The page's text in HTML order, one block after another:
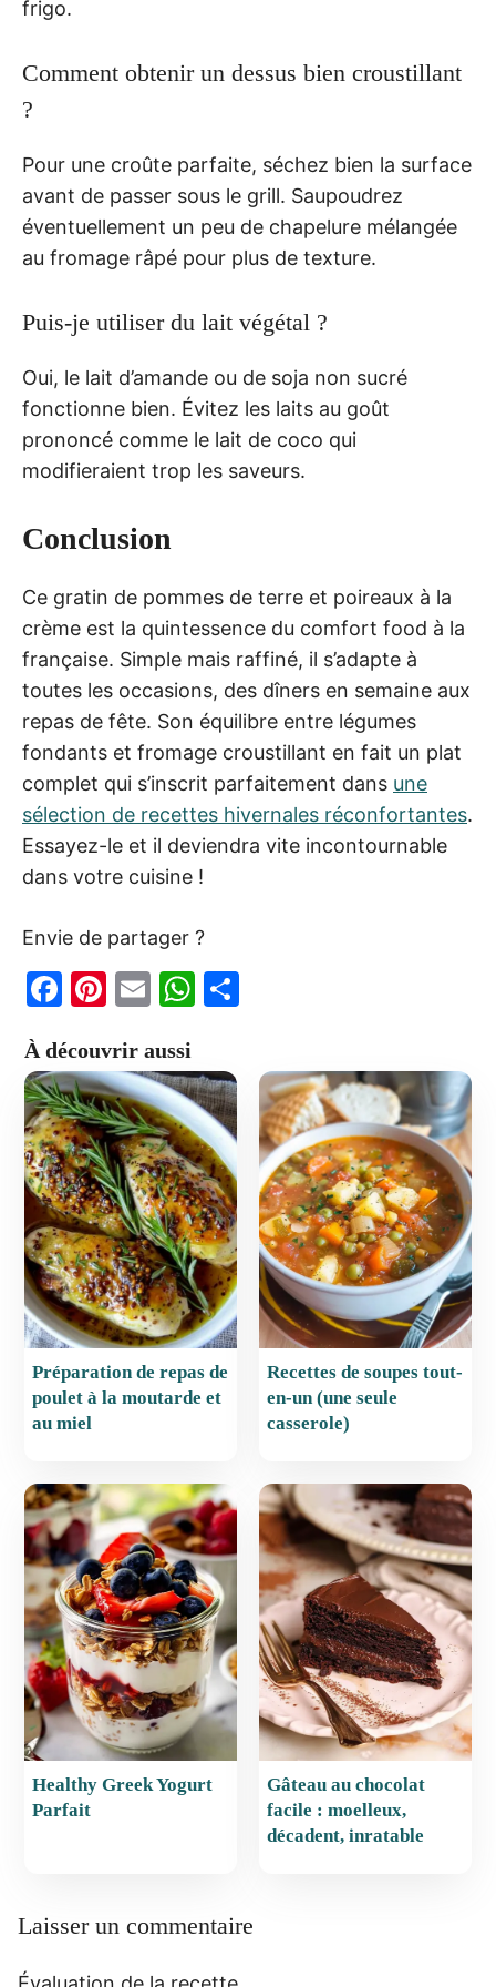
frigo.
Comment obtenir un dessus bien croustillant
?
Pour une croûte parfaite, séchez bien la surface
avant de passer sous le grill. Saupoudrez
éventuellement un peu de chapelure mélangée
au fromage râpé pour plus de texture.
Puis-je utiliser du lait végétal ?
Oui, le lait d’amande ou de soja non sucré
fonctionne bien. Évitez les laits au goût
prononcé comme le lait de coco qui
modifieraient trop les saveurs.
Conclusion
Ce gratin de pommes de terre et poireaux à la
crème est la quintessence du comfort food à la
française. Simple mais raffiné, il s’adapte à
toutes les occasions, des dîners en semaine aux
repas de fête. Son équilibre entre légumes
fondants et fromage croustillant en fait un plat
complet qui s’inscrit parfaitement dans une
sélection de recettes hivernales réconfortantes.
Essayez-le et il deviendra vite incontournable
dans votre cuisine !
Envie de partager ?
F
c
e
b
o
o
k
Pi
er
e
st
E
ai
l
W
at
s
A
p
p
ta
g
er
À découvrir aussi
Préparation de repas de
poulet à la moutarde et
au miel
Recettes de soupes tout-
en-un (une seule
casserole)
Healthy Greek Yogurt
Parfait
Gâteau au chocolat
facile : moelleux,
décadent, inratable
Laisser un commentaire